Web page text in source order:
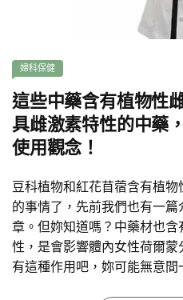
婦科保健
這些中藥含有植物性
具雌激素特性的中藥
使用觀念！
豆科植物和紅花苜蓿含有植
的事情了，先前我們也有一
章。但妳知道嗎？中藥材也
性，是會影響體內女性荷爾
有這種作用吧，妳可能無意間